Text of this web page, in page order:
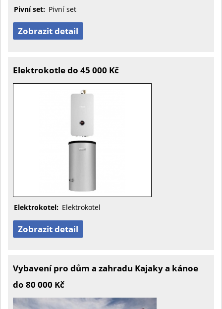
Pivní set: Pivní set
Zobrazit detail
Elektrokotle do 45 000 Kč
Elektrokotel: Elektrokotel
Zobrazit detail
Vybavení pro dům a zahradu Kajaky a kánoe
do 80 000 Kč